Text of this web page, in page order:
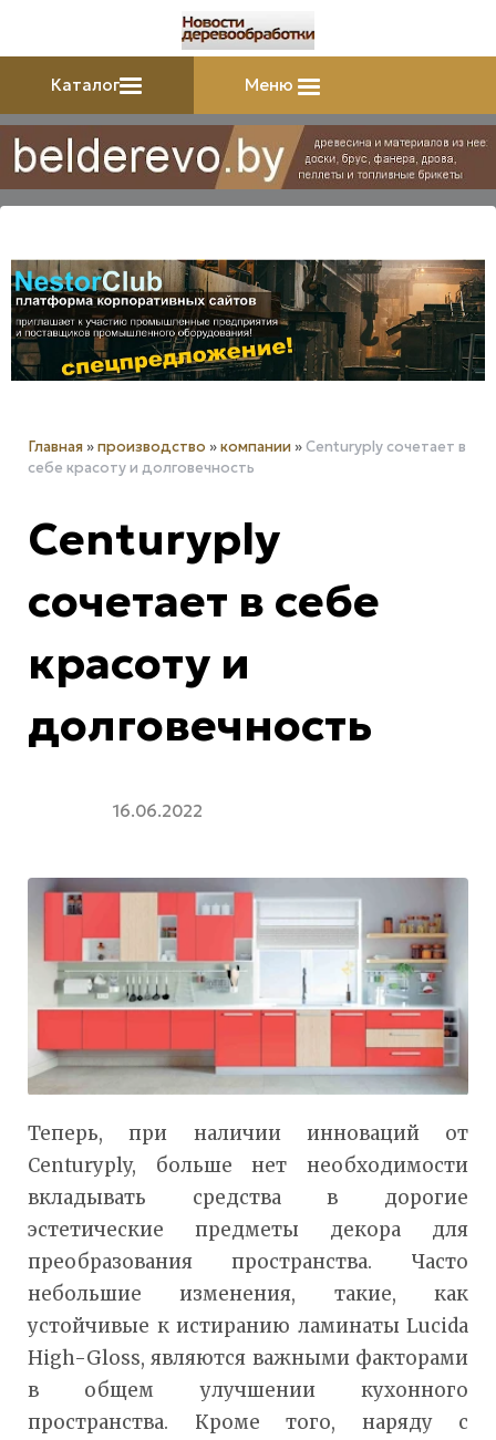
Каталог Меню
Главная »производство »компании »Centuryply сочетает в
себе красоту и долговечность
Centuryply
сочетает в себе
красоту и
долговечность
16.06.2022
Теперь, при наличии инноваций от
Centuryply, больше нет необходимости
вкладывать средства в дорогие
эстетические предметы декора для
преобразования пространства. Часто
небольшие изменения, такие, как
устойчивые к истиранию ламинаты Lucida
High-Gloss, являются важными факторами
в общем улучшении кухонного
пространства. Кроме того, наряду с